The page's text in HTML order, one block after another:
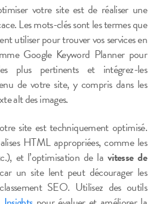
votre site est de réaliser une
Les mots-clés sont les termes que
utiliser pour trouver vos services en
Google Keyword Planner pour
plus pertinents et intégrez-les
de votre site, y compris dans les
alt des images.
site est techniquement optimisé.
HTML appropriées, comme les
et l’optimisation de la vitesse de
un site lent peut décourager les
SEO. Utilisez des outils